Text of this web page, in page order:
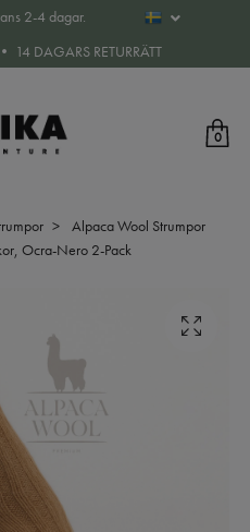
2-4 dagar.
14 DAGARS RETURRÄTT
0
Alpaca Wool Strumpor
Ocra-Nero 2-Pack